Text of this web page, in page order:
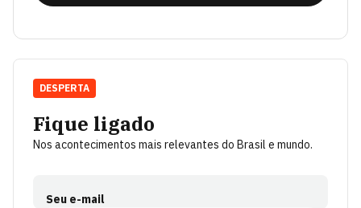
Fique ligado
Nos acontecimentos mais relevantes do Brasil e mundo.
Seu e-mail
DESPERTA